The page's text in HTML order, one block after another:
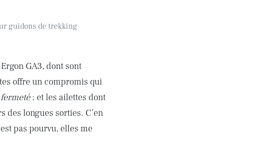
guidons de trekking
GA3, dont sont
offre un compromis qui
fermeté; et les ailettes dont
des longues sorties. C’en
pas pourvu, elles me